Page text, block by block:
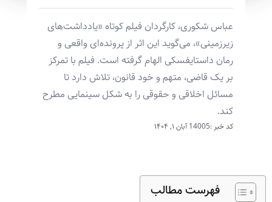
عباس شکوری، کارگردان فیلم کوتاه «یادداشت‌های
زیرزمینی»، می‌گوید این اثر از پرونده‌ای واقعی و
رمان داستایفسکی الهام گرفته است. فیلم با تمرکز
بر یک قاضی، متهم و خود قانون، تلاش دارد تا
مسائل اخلاقی و حقوقی را به شکل سینمایی مطرح
کند.
کد خبر :14005 آبان ۱, ۱۴۰۴
فهرست مطالب